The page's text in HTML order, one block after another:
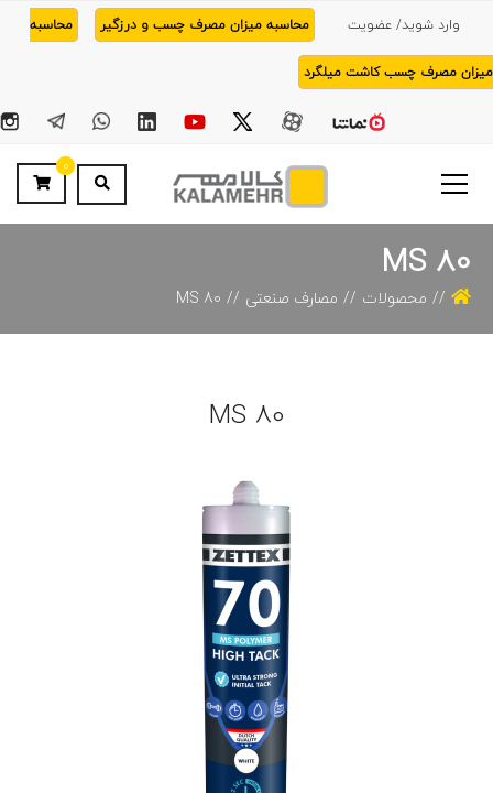
وارد شوید/ عضویت محاسبه میزان مصرف چسب و درزگیر محاسبه
میزان مصرف چسب کاشت میلگرد
0
MS 80
محصولات مصارف صنعتی MS 80
MS 80